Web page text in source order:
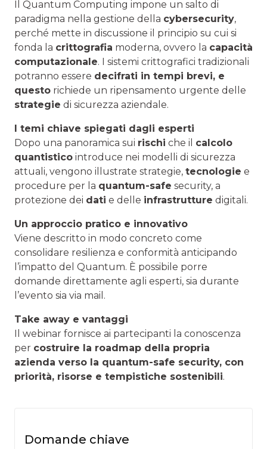
Il Quantum Computing impone un salto di
paradigma nella gestione della cybersecurity,
perché mette in discussione il principio su cui si
fonda la crittografia moderna, ovvero la capacità
computazionale. I sistemi crittografici tradizionali
potranno essere decifrati in tempi brevi, e
questo richiede un ripensamento urgente delle
strategie di sicurezza aziendale.
I temi chiave spiegati dagli esperti
Dopo una panoramica sui rischi che il calcolo
quantistico introduce nei modelli di sicurezza
attuali, vengono illustrate strategie, tecnologie e
procedure per la quantum-safe security, a
protezione dei dati e delle infrastrutture digitali.
Un approccio pratico e innovativo
Viene descritto in modo concreto come
consolidare resilienza e conformità anticipando
l’impatto del Quantum. È possibile porre
domande direttamente agli esperti, sia durante
l’evento sia via mail.
Take away e vantaggi
Il webinar fornisce ai partecipanti la conoscenza
per costruire la roadmap della propria
azienda verso la quantum-safe security, con
priorità, risorse e tempistiche sostenibili.
Domande chiave